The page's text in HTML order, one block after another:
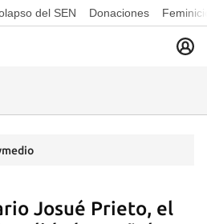
del SEN Donaciones
Josué Prieto, el